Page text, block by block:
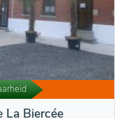
La Biercée